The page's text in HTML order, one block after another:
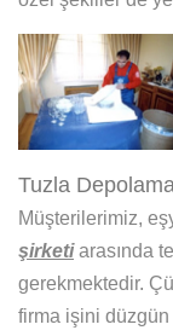
Tuzla
Müşterilerimiz,
şirketiarasında
gerekmektedir.
firma işini düzgün